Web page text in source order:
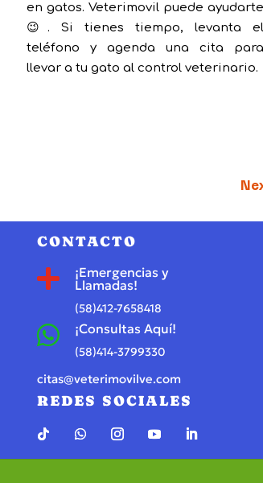
en gatos. Veterimovil puede ayudarte
😉. Si tienes tiempo, levanta el
teléfono y agenda una cita para
llevar a tu gato al control veterinario.
CONTACTO

¡Emergencias y
Llamadas!
(58)412-7658418
 ¡Consultas Aquí!
(58)414-3799330
citas@veterimovilve.com
REDES SOCIALES